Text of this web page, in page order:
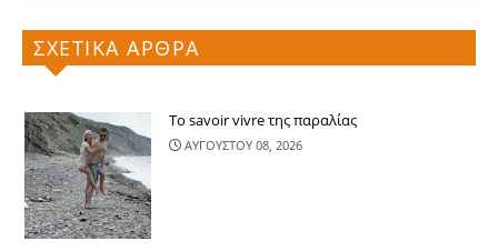
ΣΧΕΤΙΚΑ ΑΡΘΡΑ
Το savoir vivre της παραλίας
ΑΥΓΟΥΣΤΟΥ 08, 2026